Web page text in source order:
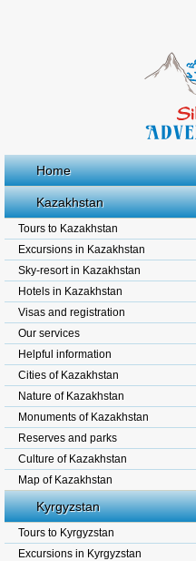
Home
Kazakhstan
Tours to Kazakhstan
Excursions in Kazakhstan
Sky-resort in Kazakhstan
Hotels in Kazakhstan
Visas and registration
Our services
Helpful information
Cities of Kazakhstan
Nature of Kazakhstan
Monuments of Kazakhstan
Reserves and parks
Culture of Kazakhstan
Map of Kazakhstan
Kyrgyzstan
Tours to Kyrgyzstan
Excursions in Kyrgyzstan